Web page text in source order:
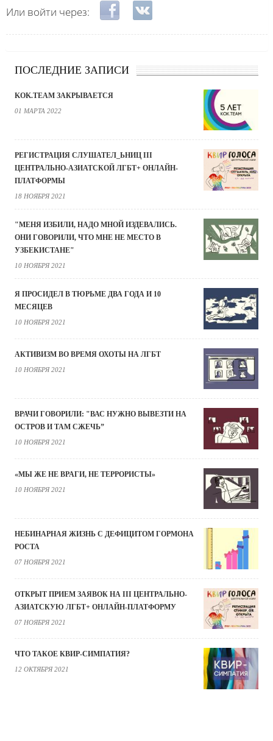
Или войти через: Login with Facebook
Login with ВКонтакте
ПОСЛЕДНИЕ ЗАПИСИ
KOK.TEAM ЗАКРЫВАЕТСЯ
01 МАРТА 2022
РЕГИСТРАЦИЯ СЛУШАТЕЛ_ЬНИЦ III
ЦЕНТРАЛЬНО-АЗИАТСКОЙ ЛГБТ+ ОНЛАЙН-
ПЛАТФОРМЫ
18 НОЯБРЯ 2021
"МЕНЯ ИЗБИЛИ, НАДО МНОЙ ИЗДЕВАЛИСЬ.
ОНИ ГОВОРИЛИ, ЧТО МНЕ НЕ МЕСТО В
УЗБЕКИСТАНЕ"
10 НОЯБРЯ 2021
Я ПРОСИДЕЛ В ТЮРЬМЕ ДВА ГОДА И 10
МЕСЯЦЕВ
10 НОЯБРЯ 2021
АКТИВИЗМ ВО ВРЕМЯ ОХОТЫ НА ЛГБТ
10 НОЯБРЯ 2021
ВРАЧИ ГОВОРИЛИ: "ВАС НУЖНО ВЫВЕЗТИ НА
ОСТРОВ И ТАМ СЖЕЧЬ”
10 НОЯБРЯ 2021
«МЫ ЖЕ НЕ ВРАГИ, НЕ ТЕРРОРИСТЫ»
10 НОЯБРЯ 2021
НЕБИНАРНАЯ ЖИЗНЬ С ДЕФИЦИТОМ ГОРМОНА
РОСТА
07 НОЯБРЯ 2021
ОТКРЫТ ПРИЕМ ЗАЯВОК НА III ЦЕНТРАЛЬНО-
АЗИАТСКУЮ ЛГБТ+ ОНЛАЙН-ПЛАТФОРМУ
07 НОЯБРЯ 2021
ЧТО ТАКОЕ КВИР-СИМПАТИЯ?
12 ОКТЯБРЯ 2021